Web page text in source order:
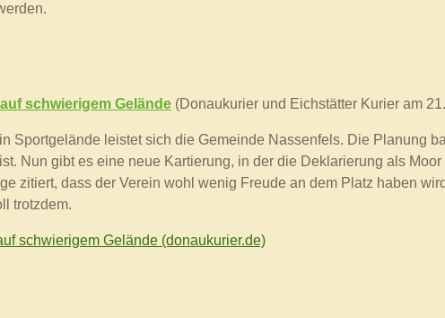
schwierigem Gelände (Donaukurier und Eichstätter Kurier am
Sportgelände leistet sich die Gemeinde Nassenfels. Die Planung
Nun gibt es eine neue Kartierung, in der die Deklarierung als
zitiert, dass der Verein wohl wenig Freude an dem Platz haben
trotzdem.
schwierigem Gelände (donaukurier.de)